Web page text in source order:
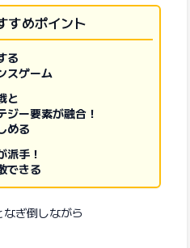
すめポイント
る
スゲーム
と
ジー要素が融合！
める
派手！
できる
ぎ倒しながら